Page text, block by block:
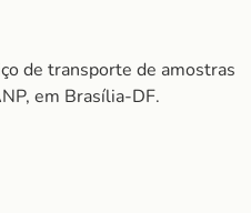
de transporte de amostras
em Brasília-DF.